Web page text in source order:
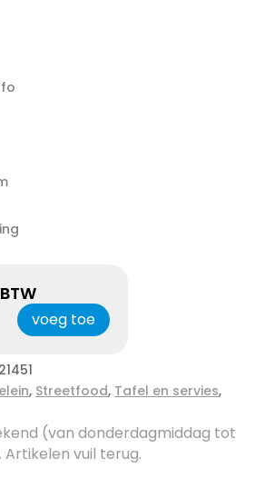
voeg toe
, Streetfood, Tafel en servies,
(van donderdagmiddag tot
vuil terug.